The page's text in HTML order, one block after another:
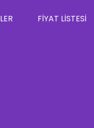
FIYAT LISTESI